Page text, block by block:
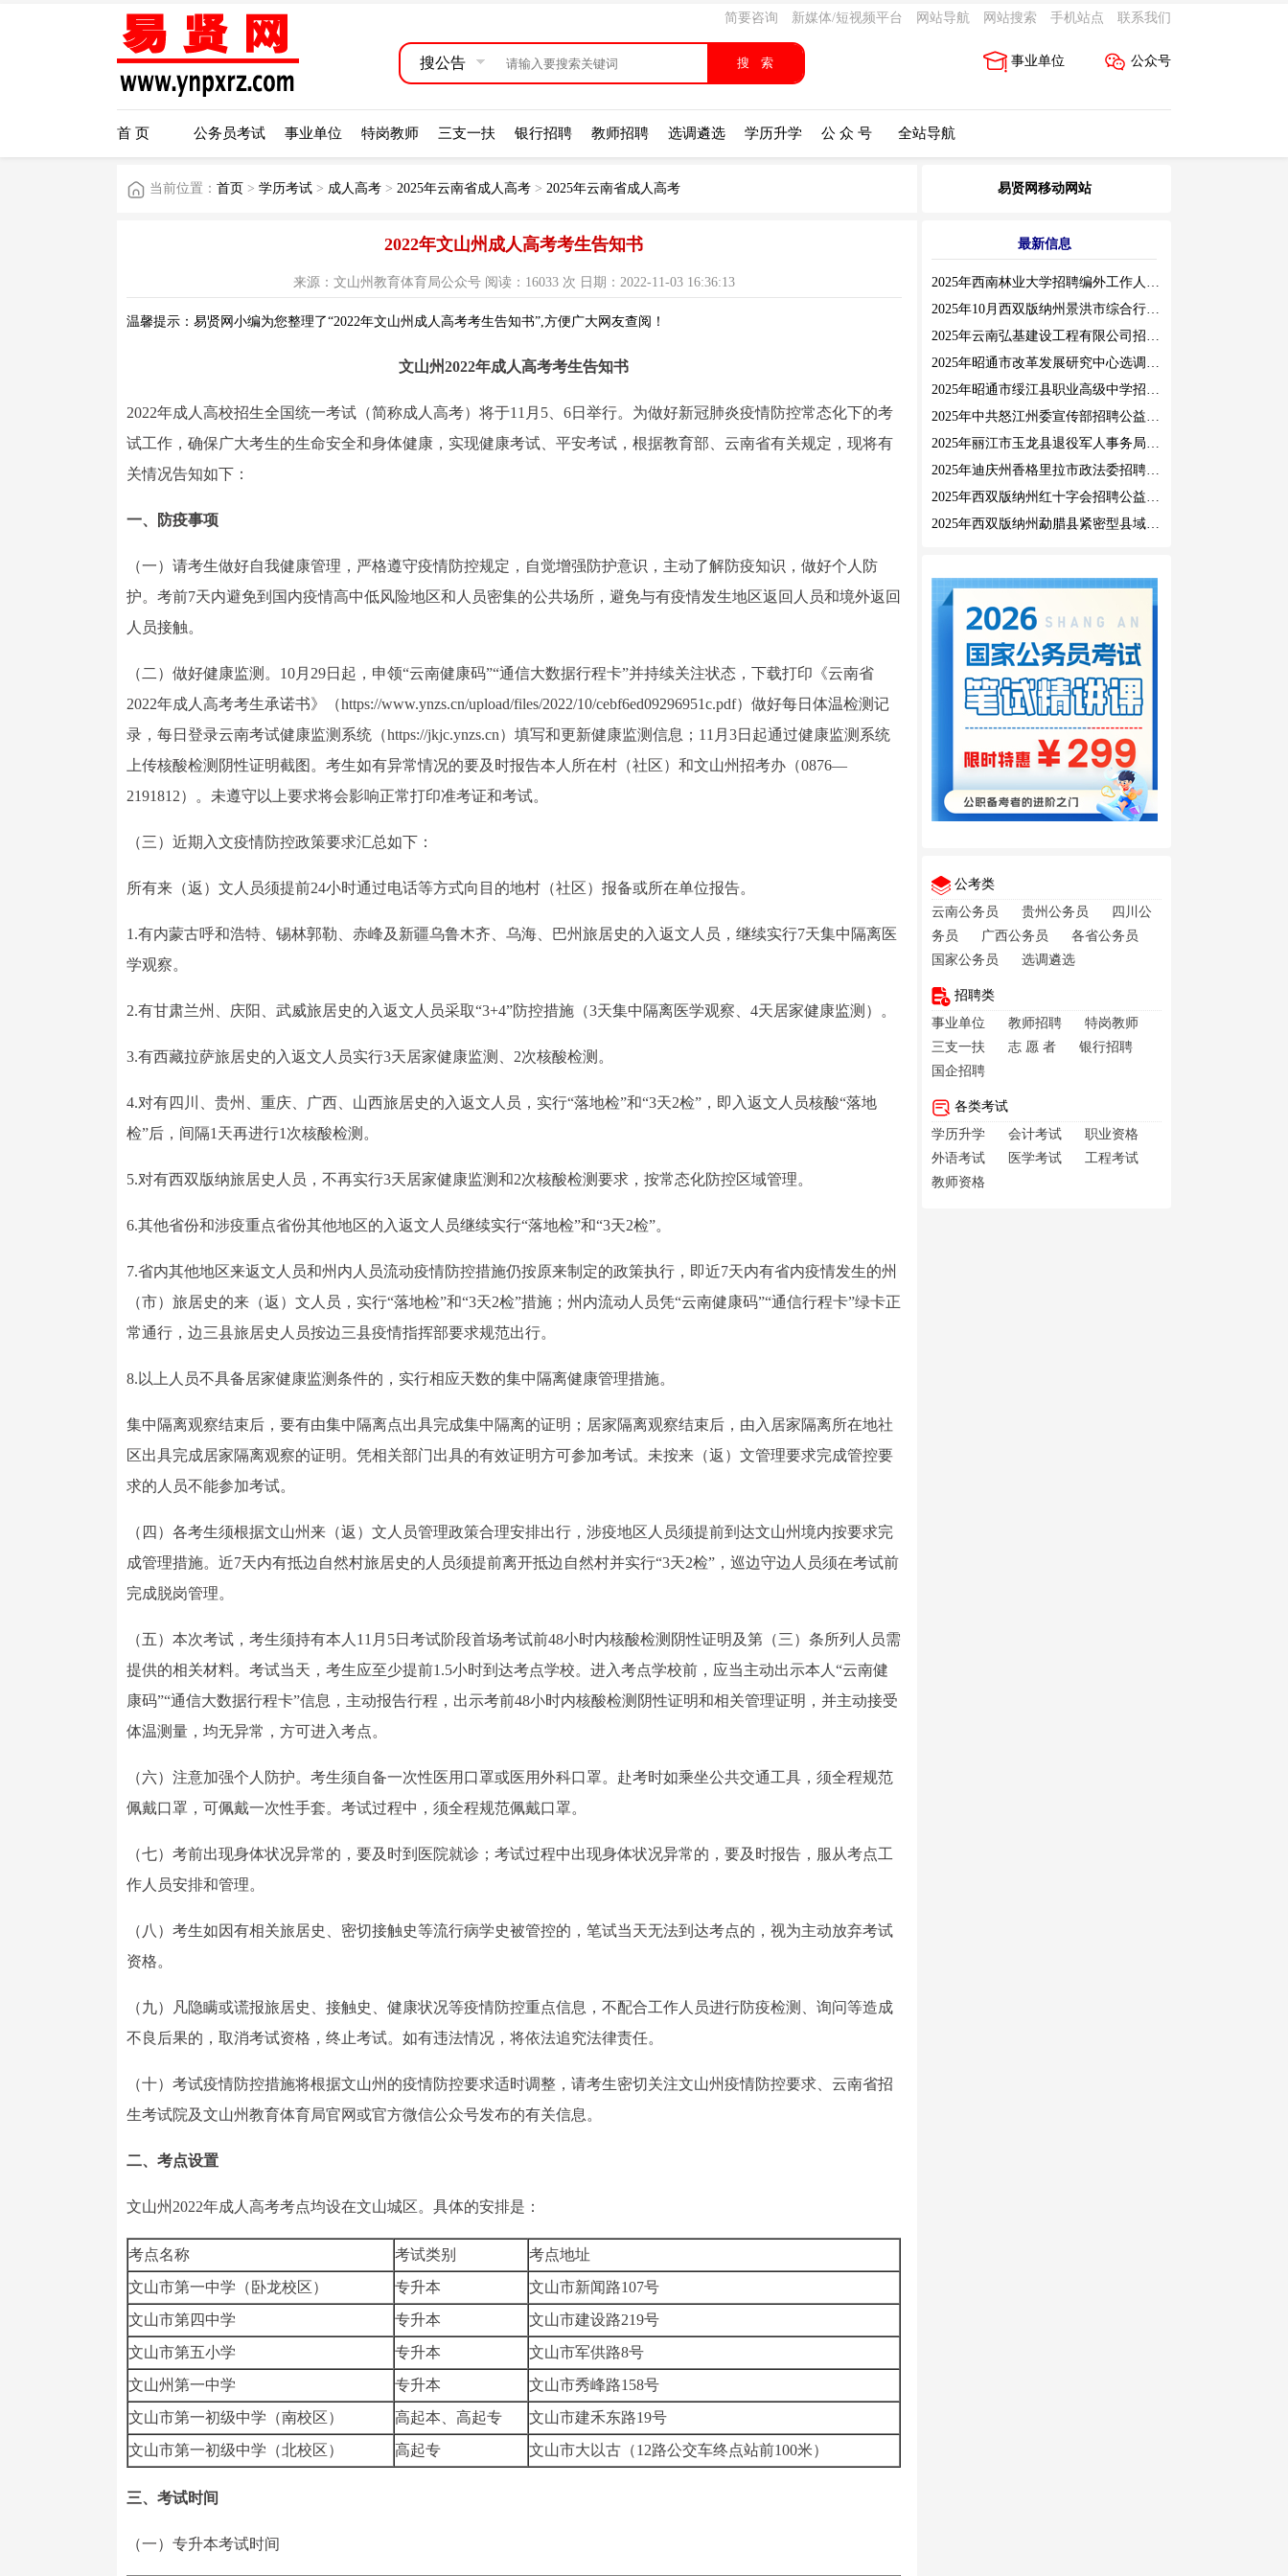
简要咨询 新媒体/短视频平台 网站导航 网站搜索 手机站点 联系我们
搜公告 公众号
事业单位
首 页 公务员考试 事业单位 特岗教师 三支一扶 银行招聘 教师招聘 选调遴选 学历升学 公 众 号 全站导航
当前位置： 首页 > 学历考试 > 成人高考 > 2025年云南省成人高考 > 2025年云南省成人高考
2022年文山州成人高考考生告知书
来源：文山州教育体育局公众号 阅读：16033 次 日期：2022-11-03 16:36:13
温馨提示：易贤网小编为您整理了“2022年文山州成人高考考生告知书”,方便广大网友查阅！
文山州2022年成人高考考生告知书
2022年成人高校招生全国统一考试（简称成人高考）将于11月5、6日举行。为做好新冠肺炎疫情防控常态化下的考
试工作，确保广大考生的生命安全和身体健康，实现健康考试、平安考试，根据教育部、云南省有关规定，现将有
关情况告知如下：
一、防疫事项
（一）请考生做好自我健康管理，严格遵守疫情防控规定，自觉增强防护意识，主动了解防疫知识，做好个人防
护。考前7天内避免到国内疫情高中低风险地区和人员密集的公共场所，避免与有疫情发生地区返回人员和境外返回
人员接触。
（二）做好健康监测。10月29日起，申领“云南健康码”“通信大数据行程卡”并持续关注状态，下载打印《云南省
2022年成人高考考生承诺书》（https://www.ynzs.cn/upload/files/2022/10/cebf6ed09296951c.pdf）做好每日体温检测记
录，每日登录云南考试健康监测系统（https://jkjc.ynzs.cn）填写和更新健康监测信息；11月3日起通过健康监测系统
上传核酸检测阴性证明截图。考生如有异常情况的要及时报告本人所在村（社区）和文山州招考办（0876—
2191812）。未遵守以上要求将会影响正常打印准考证和考试。
（三）近期入文疫情防控政策要求汇总如下：
所有来（返）文人员须提前24小时通过电话等方式向目的地村（社区）报备或所在单位报告。
1.有内蒙古呼和浩特、锡林郭勒、赤峰及新疆乌鲁木齐、乌海、巴州旅居史的入返文人员，继续实行7天集中隔离医
学观察。
2.有甘肃兰州、庆阳、武威旅居史的入返文人员采取“3+4”防控措施（3天集中隔离医学观察、4天居家健康监测）。
3.有西藏拉萨旅居史的入返文人员实行3天居家健康监测、2次核酸检测。
4.对有四川、贵州、重庆、广西、山西旅居史的入返文人员，实行“落地检”和“3天2检”，即入返文人员核酸“落地
检”后，间隔1天再进行1次核酸检测。
5.对有西双版纳旅居史人员，不再实行3天居家健康监测和2次核酸检测要求，按常态化防控区域管理。
6.其他省份和涉疫重点省份其他地区的入返文人员继续实行“落地检”和“3天2检”。
7.省内其他地区来返文人员和州内人员流动疫情防控措施仍按原来制定的政策执行，即近7天内有省内疫情发生的州
（市）旅居史的来（返）文人员，实行“落地检”和“3天2检”措施；州内流动人员凭“云南健康码”“通信行程卡”绿卡正
常通行，边三县旅居史人员按边三县疫情指挥部要求规范出行。
8.以上人员不具备居家健康监测条件的，实行相应天数的集中隔离健康管理措施。
集中隔离观察结束后，要有由集中隔离点出具完成集中隔离的证明；居家隔离观察结束后，由入居家隔离所在地社
区出具完成居家隔离观察的证明。凭相关部门出具的有效证明方可参加考试。未按来（返）文管理要求完成管控要
求的人员不能参加考试。
（四）各考生须根据文山州来（返）文人员管理政策合理安排出行，涉疫地区人员须提前到达文山州境内按要求完
成管理措施。近7天内有抵边自然村旅居史的人员须提前离开抵边自然村并实行“3天2检”，巡边守边人员须在考试前
完成脱岗管理。
（五）本次考试，考生须持有本人11月5日考试阶段首场考试前48小时内核酸检测阴性证明及第（三）条所列人员需
提供的相关材料。考试当天，考生应至少提前1.5小时到达考点学校。进入考点学校前，应当主动出示本人“云南健
康码”“通信大数据行程卡”信息，主动报告行程，出示考前48小时内核酸检测阴性证明和相关管理证明，并主动接受
体温测量，均无异常，方可进入考点。
（六）注意加强个人防护。考生须自备一次性医用口罩或医用外科口罩。赴考时如乘坐公共交通工具，须全程规范
佩戴口罩，可佩戴一次性手套。考试过程中，须全程规范佩戴口罩。
（七）考前出现身体状况异常的，要及时到医院就诊；考试过程中出现身体状况异常的，要及时报告，服从考点工
作人员安排和管理。
（八）考生如因有相关旅居史、密切接触史等流行病学史被管控的，笔试当天无法到达考点的，视为主动放弃考试
资格。
（九）凡隐瞒或谎报旅居史、接触史、健康状况等疫情防控重点信息，不配合工作人员进行防疫检测、询问等造成
不良后果的，取消考试资格，终止考试。如有违法情况，将依法追究法律责任。
（十）考试疫情防控措施将根据文山州的疫情防控要求适时调整，请考生密切关注文山州疫情防控要求、云南省招
生考试院及文山州教育体育局官网或官方微信公众号发布的有关信息。
二、考点设置
文山州2022年成人高考考点均设在文山城区。具体的安排是：
考点名称 考试类别
考点地址
文山市第一中学（卧龙校区）
专升本
文山市新闻路107号
文山市第四中学
专升本
文山市建设路219号
文山市第五小学
专升本
文山市军供路8号
文山州第一中学
专升本
文山市秀峰路158号
文山市第一初级中学（南校区）
高起本、高起专
文山市建禾东路19号
文山市第一初级中学（北校区）
高起专 文山市大以古（12路公交车终点站前100米）
三、考试时间
（一）专升本考试时间
易贤网移动网站
最新信息
2025年西南林业大学招聘编外工作人员公告（三）
2025年10月西双版纳州景洪市综合行政执法局招聘人员公告
2025年云南弘基建设工程有限公司招聘公告
2025年昭通市改革发展研究中心选调工作人员职业素质测评通告
2025年昭通市绥江县职业高级中学招聘编外紧缺临聘数学教师公告
2025年中共怒江州委宣传部招聘公益性岗位公告
2025年丽江市玉龙县退役军人事务局公益性岗位招聘公告
2025年迪庆州香格里拉市政法委招聘公益性岗位公告
2025年西双版纳州红十字会招聘公益性岗位人员公告
2025年西双版纳州勐腊县紧密型县域医共体招聘编外人员公告
公考类
云南公务员
贵州公务员
四川公
务员
广西公务员
各省公务员
国家公务员
选调遴选
招聘类
事业单位
教师招聘
特岗教师
三支一扶
志 愿 者
银行招聘
国企招聘
各类考试
学历升学
会计考试
职业资格
外语考试
医学考试
工程考试
教师资格